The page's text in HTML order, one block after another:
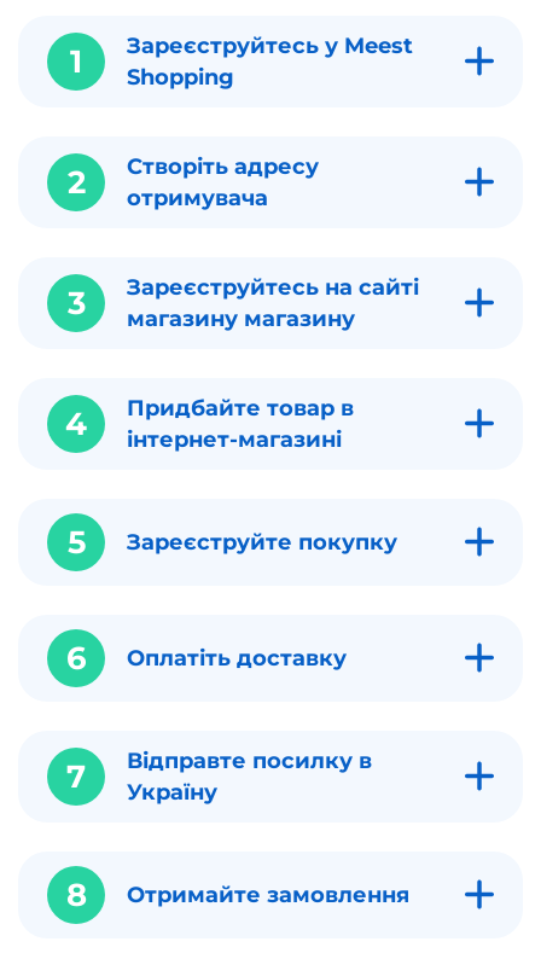
1
Зареєструйтесь у Meest
Shopping
2
Створіть адресу
отримувача
3
Зареєструйтесь на сайті
магазину магазину
4
Придбайте товар в
інтернет-магазині
5 Зареєструйте покупку
6 Оплатіть доставку
7
Відправте посилку в
Україну
8 Отримайте замовлення